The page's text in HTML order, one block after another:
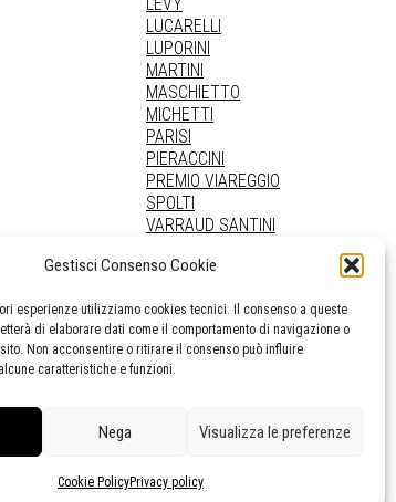
Gestisci Consenso Cookie
esperienze utilizziamo cookies tecnici. Il consenso a queste
di elaborare dati come il comportamento di navigazione o
sito. Non acconsentire o ritirare il consenso può influire
caratteristiche e funzioni.
Nega Visualizza le preferenze
Cookie PolicyPrivacy policy
LEVY
LUCARELLI
LUPORINI
MARTINI
MASCHIETTO
MICHETTI
PARISI
PIERACCINI
PREMIO VIAREGGIO
SPOLTI
VARRAUD SANTINI